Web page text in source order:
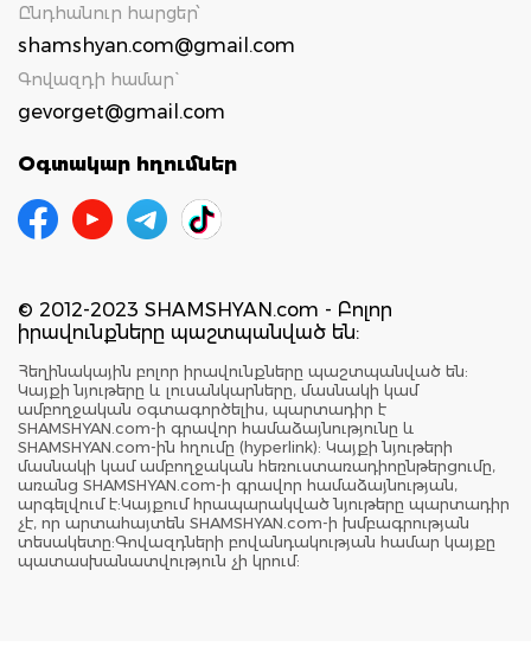
Ընդհանուր հարցեր՝
shamshyan.com@gmail.com
Գովազդի համար`
gevorget@gmail.com
Օգտակար հղումներ
© 2012-2023 SHAMSHYAN.com - Բոլոր
իրավունքները պաշտպանված են:
Հեղինակային բոլոր իրավունքները պաշտպանված են:
Կայքի նյութերը և լուսանկարները, մասնակի կամ
ամբողջական օգտագործելիս, պարտադիր է
SHAMSHYAN.com-ի գրավոր համաձայնությունը և
SHAMSHYAN.com-ին հղումը (hyperlink): Կայքի նյութերի
մասնակի կամ ամբողջական հեռուստառադիոընթերցումը,
առանց SHAMSHYAN.com-ի գրավոր համաձայնության,
արգելվում է:Կայքում հրապարակված նյութերը պարտադիր
չէ, որ արտահայտեն SHAMSHYAN.com-ի խմբագրության
տեսակետը:Գովազդների բովանդակության համար կայքը
պատասխանատվություն չի կրում: